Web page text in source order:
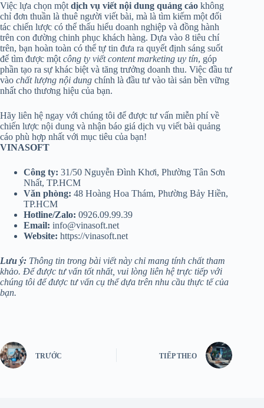
Việc lựa chọn một dịch vụ viết nội dung quảng cáo không
chỉ đơn thuần là thuê người viết bài, mà là tìm kiếm một đối
tác chiến lược có thể thấu hiểu doanh nghiệp và đồng hành
trên con đường chinh phục khách hàng. Dựa vào 8 tiêu chí
trên, bạn hoàn toàn có thể tự tin đưa ra quyết định sáng suốt
để tìm được một công ty viết content marketing uy tín, góp
phần tạo ra sự khác biệt và tăng trưởng doanh thu. Việc đầu tư
vào chất lượng nội dung chính là đầu tư vào tài sản bền vững
nhất cho thương hiệu của bạn.
Hãy liên hệ ngay với chúng tôi để được tư vấn miễn phí về
chiến lược nội dung và nhận báo giá dịch vụ viết bài quảng
cáo phù hợp nhất với mục tiêu của bạn!
VINASOFT
Công ty: 31/50 Nguyễn Đình Khơi, Phường Tân Sơn
Nhất, TP.HCM
Văn phòng: 48 Hoàng Hoa Thám, Phường Bảy Hiền,
TP.HCM
Hotline/Zalo: 0926.09.99.39
Email: info@vinasoft.net
Website: https://vinasoft.net
Lưu ý: Thông tin trong bài viết này chỉ mang tính chất tham
khảo. Để được tư vấn tốt nhất, vui lòng liên hệ trực tiếp với
chúng tôi để được tư vấn cụ thể dựa trên nhu cầu thực tế của
bạn.
TRƯỚC TIẾP THEO